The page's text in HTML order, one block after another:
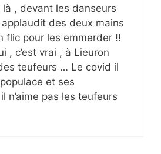
, devant les danseurs
applaudit des deux mains
flic pour les emmerder !!
, c’est vrai , à Lieuron
teufeurs … Le covid il
et ses
n’aime pas les teufeurs